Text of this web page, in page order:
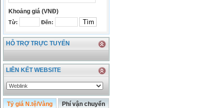
Khoảng giá (VNĐ)
Từ: Đến:
HỖ TRỢ TRỰC TUYẾN
LIÊN KẾT WEBSITE
Tỷ giá N.tệ/Vàng Phí vận chuyển